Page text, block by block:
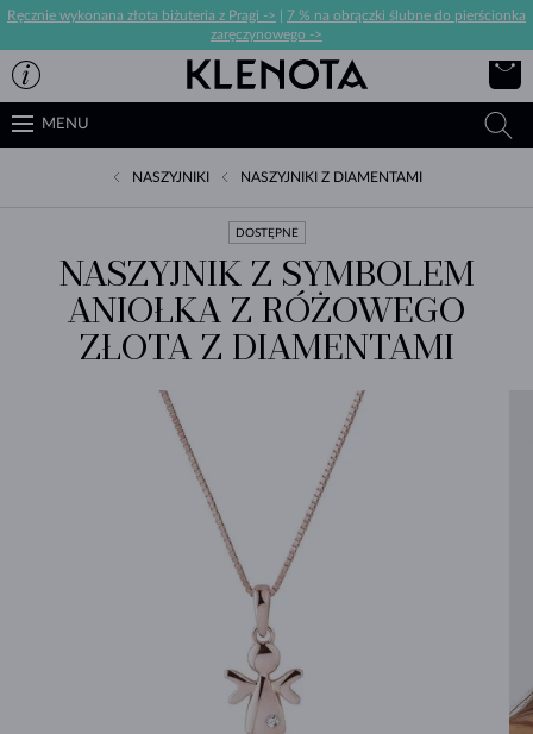
Ręcznie wykonana złota biżuteria z Pragi ->
7 % na obrączki ślubne do pierścionka
zaręczynowego ->
MENU
NASZYJNIKI NASZYJNIKI Z DIAMENTAMI
DOSTĘPNE
NASZYJNIK Z SYMBOLEM
ANIOŁKA Z RÓŻOWEGO
ZŁOTA Z DIAMENTAMI